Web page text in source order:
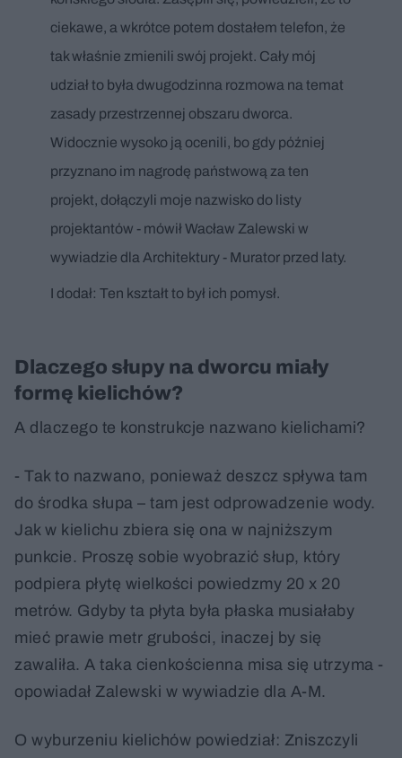
ciekawe, a wkrótce potem dostałem telefon, że
tak właśnie zmienili swój projekt. Cały mój
udział to była dwugodzinna rozmowa na temat
zasady przestrzennej obszaru dworca.
Widocznie wysoko ją ocenili, bo gdy później
przyznano im nagrodę państwową za ten
projekt, dołączyli moje nazwisko do listy
projektantów - mówił Wacław Zalewski w
wywiadzie dla Architektury - Murator przed laty.
I dodał: Ten kształt to był ich pomysł.
Dlaczego słupy na dworcu miały
formę kielichów?
A dlaczego te konstrukcje nazwano kielichami?
- Tak to nazwano, ponieważ deszcz spływa tam
do środka słupa – tam jest odprowadzenie wody.
Jak w kielichu zbiera się ona w najniższym
punkcie. Proszę sobie wyobrazić słup, który
podpiera płytę wielkości powiedzmy 20 x 20
metrów. Gdyby ta płyta była płaska musiałaby
mieć prawie metr grubości, inaczej by się
zawaliła. A taka cienkościenna misa się utrzyma -
opowiadał Zalewski w wywiadzie dla A-M.
O wyburzeniu kielichów powiedział: Zniszczyli